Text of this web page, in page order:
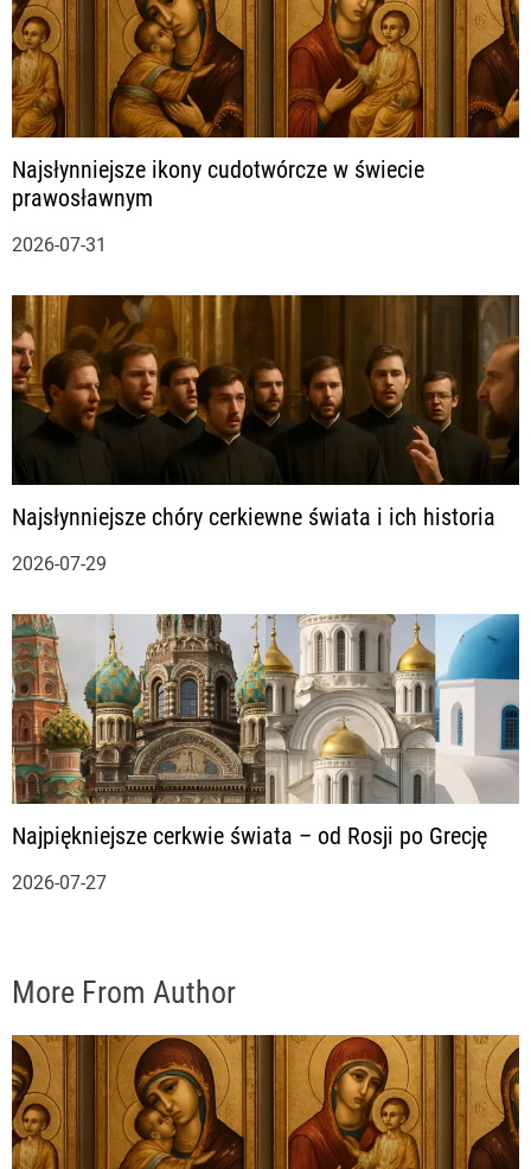
c
j
a
w
p
i
s
Najsłynniejsze ikony cudotwórcze w świecie
prawosławnym
2026-07-31
Najsłynniejsze chóry cerkiewne świata i ich historia
2026-07-29
Najpiękniejsze cerkwie świata – od Rosji po Grecję
2026-07-27
More From Author